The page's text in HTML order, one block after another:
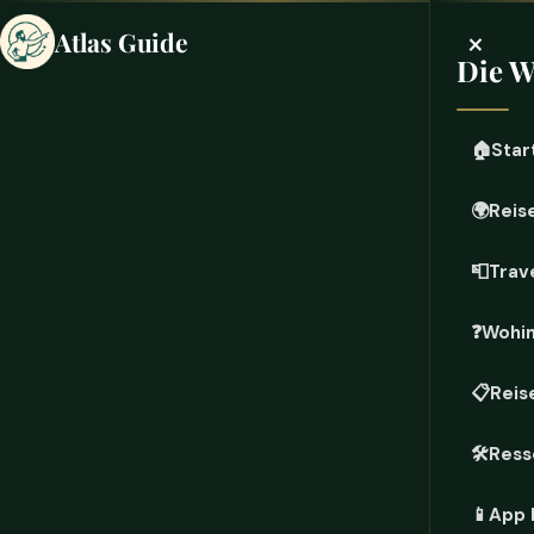
Atlas Guide ×
Die
🏠
🌍
📮
❓
📋
🛠️
📱 App